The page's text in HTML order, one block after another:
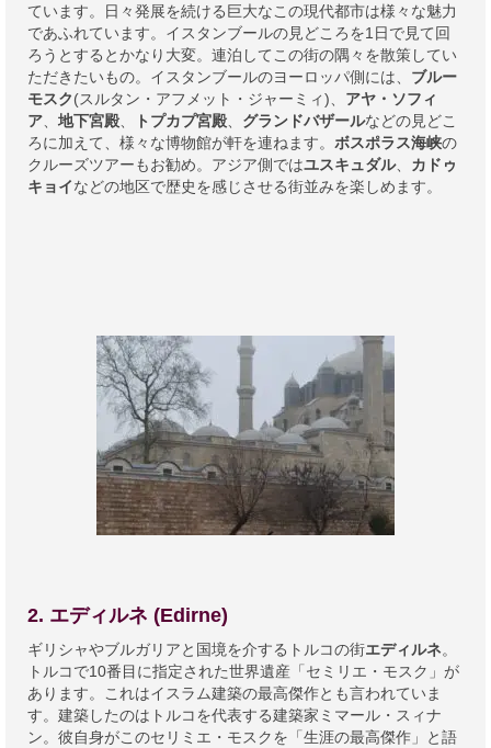
ています。日々発展を続ける巨大なこの現代都市は様々な魅力
であふれています。イスタンブールの見どころを1日で見て回
ろうとするとかなり大変。連泊してこの街の隅々を散策してい
ただきたいもの。イスタンブールのヨーロッパ側には、 ブルー
モスク(スルタン・アフメット・ジャーミィ)、 アヤ・ソフィ
ア、 地下宮殿、 トプカプ宮殿、 グランドバザールなどの見どこ
ろに加えて、様々な博物館が軒を連ねます。 ボスポラス海峡の
クルーズツアーもお勧め。アジア側ではユスキュダル、 カドゥ
キョイなどの地区で歴史を感じさせる街並みを楽しめます。
2. エディルネ (Edirne)
ギリシャやブルガリアと国境を介するトルコの街エディルネ。
トルコで10番目に指定された世界遺産「セミリエ・モスク」が
あります。これはイスラム建築の最高傑作とも言われていま
す。建築したのはトルコを代表する建築家ミマール・スィナ
ン。彼自身がこのセリミエ・モスクを「生涯の最高傑作」と語